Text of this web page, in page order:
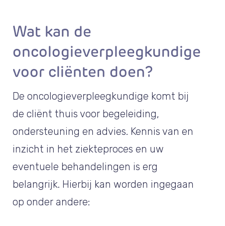
Wat kan de
oncologieverpleegkundige
voor cliënten doen?
De oncologieverpleegkundige komt bij
de cliënt thuis voor begeleiding,
ondersteuning en advies. Kennis van en
inzicht in het ziekteproces en uw
eventuele behandelingen is erg
belangrijk. Hierbij kan worden ingegaan
op onder andere: